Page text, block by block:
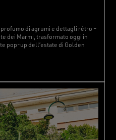
di agrumi e dettagli rétro –
dei Marmi, trasformato oggi in
pop-up dell’estate di Golden